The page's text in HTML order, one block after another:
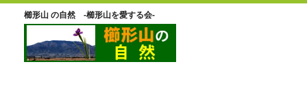
櫛形山 の自然 -櫛形山を愛する会-